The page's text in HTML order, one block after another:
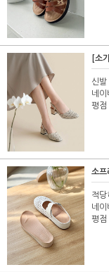
[소
신발
네이
평점
소프
적당
네이
평점